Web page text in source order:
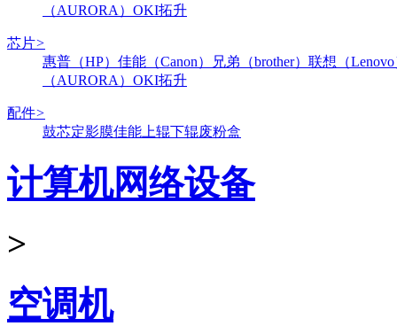
（AURORA） OKI拓升
芯片>
惠普（HP） 佳能（Canon） 兄弟（brother） 联想（
（AURORA） OKI拓升
配件>
鼓芯定影膜佳能 上辊下辊废粉盒
计算机网络设备
>
空调机